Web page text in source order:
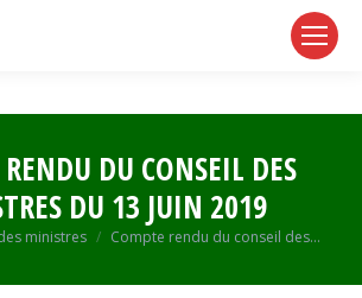
DU CONSEIL DES
DU 13 JUIN 2019
ministres Compte rendu du conseil des…